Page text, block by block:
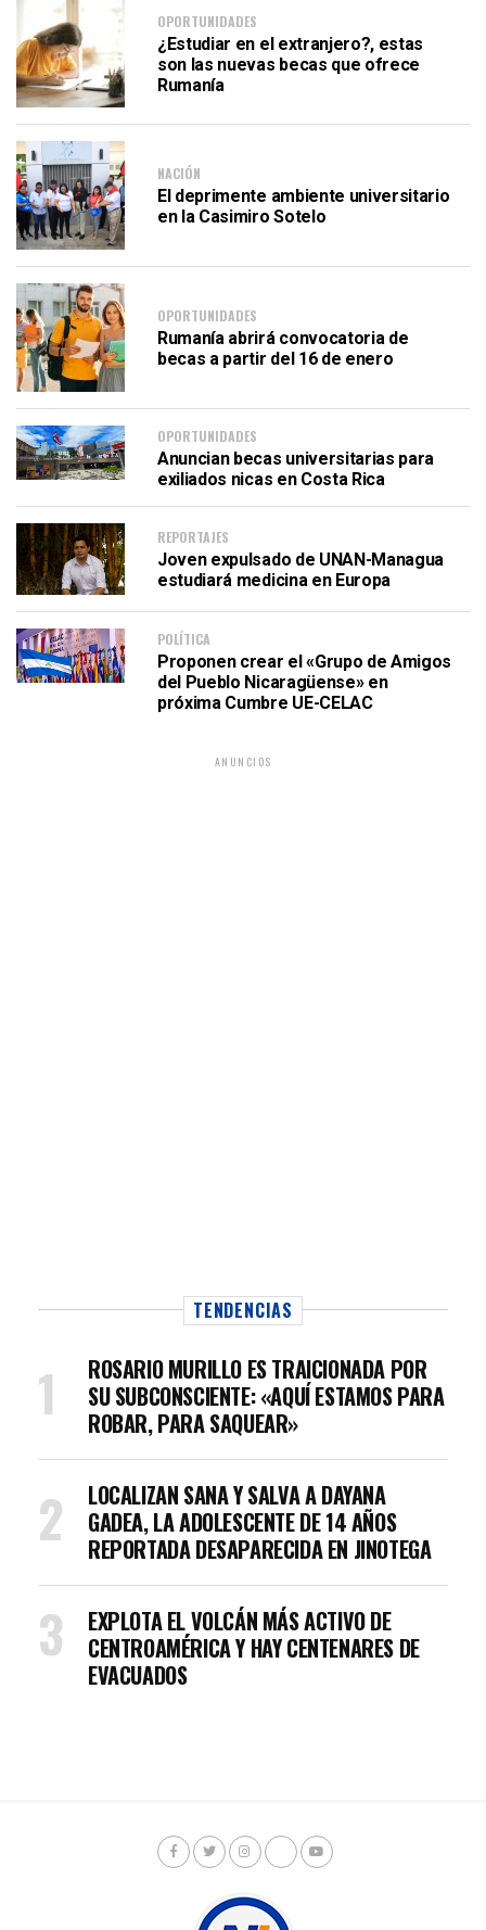
OPORTUNIDADES
¿Estudiar en el extranjero?, estas
son las nuevas becas que ofrece
Rumanía
NACIÓN
El deprimente ambiente universitario
en la Casimiro Sotelo
OPORTUNIDADES
Rumanía abrirá convocatoria de
becas a partir del 16 de enero
OPORTUNIDADES
Anuncian becas universitarias para
exiliados nicas en Costa Rica
REPORTAJES
Joven expulsado de UNAN-Managua
estudiará medicina en Europa
POLÍTICA
Proponen crear el «Grupo de Amigos
del Pueblo Nicaragüense» en
próxima Cumbre UE-CELAC
ANUNCIOS
TENDENCIAS
ROSARIO MURILLO ES TRAICIONADA POR
SU SUBCONSCIENTE: «AQUÍ ESTAMOS PARA
ROBAR, PARA SAQUEAR»
LOCALIZAN SANA Y SALVA A DAYANA
GADEA, LA ADOLESCENTE DE 14 AÑOS
REPORTADA DESAPARECIDA EN JINOTEGA
EXPLOTA EL VOLCÁN MÁS ACTIVO DE
CENTROAMÉRICA Y HAY CENTENARES DE
EVACUADOS